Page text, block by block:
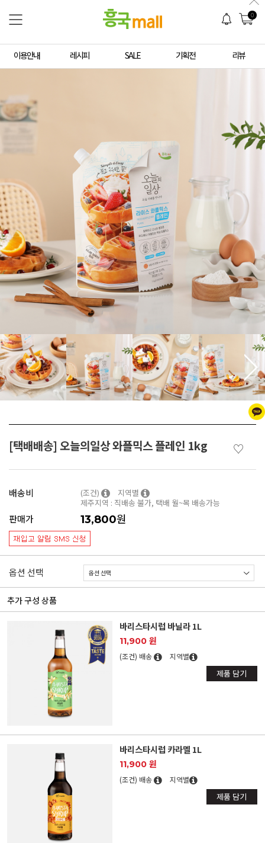
0
이용안내 레시피 SALE 기획전 리뷰
[택배배송] 오늘의일상 와플믹스 플레인 1kg ♡
배송비 (조건)
지역별
제주지역 : 직배송 불가, 택배 월~목 배송가능
판매가 13,800원
옵션 선택
추가 구성 상품
바리스타시럽 바닐라 1L
11,900 원
(조건) 배송 지역별
제품 담기
바리스타시럽 카라멜 1L
11,900 원
(조건) 배송 지역별
제품 담기